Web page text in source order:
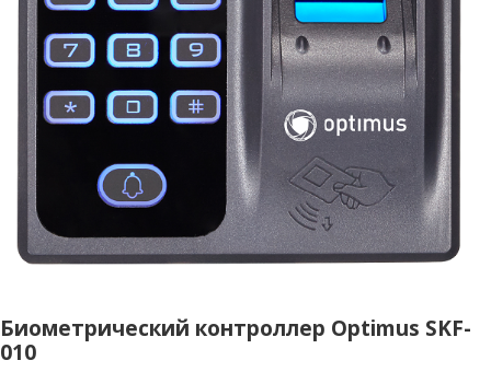
Биометрический контроллер Optimus SKF-
010